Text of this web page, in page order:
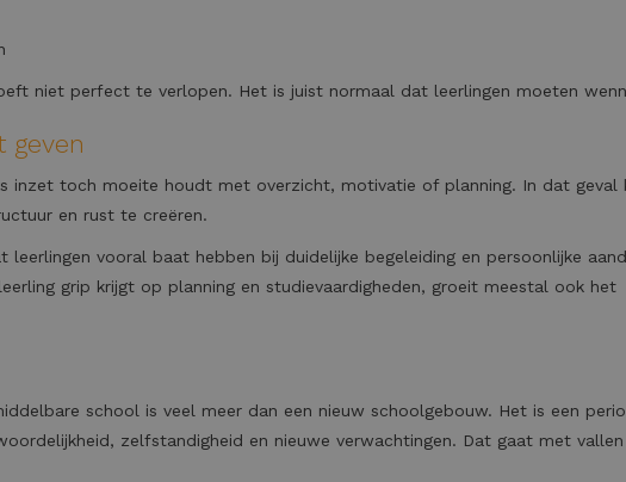
niet perfect te verlopen. Het is juist normaal dat leerlingen moeten
geven
inzet toch moeite houdt met overzicht, motivatie of planning. In dat geval
en rust te creëren.
leerlingen vooral baat hebben bij duidelijke begeleiding en persoonlijke
grip krijgt op planning en studievaardigheden, groeit meestal ook het
school is veel meer dan een nieuw schoolgebouw. Het is een
zelfstandigheid en nieuwe verwachtingen. Dat gaat met vallen